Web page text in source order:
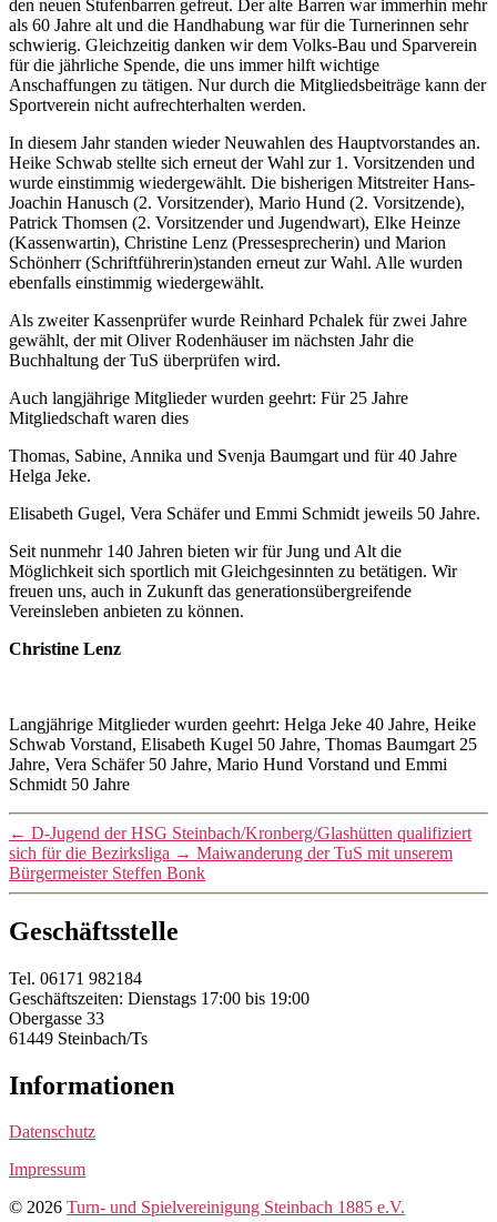
den neuen Stufenbarren gefreut. Der alte Barren war immerhin mehr
als 60 Jahre alt und die Handhabung war für die Turnerinnen sehr
schwierig. Gleichzeitig danken wir dem Volks-Bau und Sparverein
für die jährliche Spende, die uns immer hilft wichtige
Anschaffungen zu tätigen. Nur durch die Mitgliedsbeiträge kann der
Sportverein nicht aufrechterhalten werden.
In diesem Jahr standen wieder Neuwahlen des Hauptvorstandes an.
Heike Schwab stellte sich erneut der Wahl zur 1. Vorsitzenden und
wurde einstimmig wiedergewählt. Die bisherigen Mitstreiter Hans-
Joachin Hanusch (2. Vorsitzender), Mario Hund (2. Vorsitzende),
Patrick Thomsen (2. Vorsitzender und Jugendwart), Elke Heinze
(Kassenwartin), Christine Lenz (Pressesprecherin) und Marion
Schönherr (Schriftführerin)standen erneut zur Wahl. Alle wurden
ebenfalls einstimmig wiedergewählt.
Als zweiter Kassenprüfer wurde Reinhard Pchalek für zwei Jahre
gewählt, der mit Oliver Rodenhäuser im nächsten Jahr die
Buchhaltung der TuS überprüfen wird.
Auch langjährige Mitglieder wurden geehrt: Für 25 Jahre
Mitgliedschaft waren dies
Thomas, Sabine, Annika und Svenja Baumgart und für 40 Jahre
Helga Jeke.
Elisabeth Gugel, Vera Schäfer und Emmi Schmidt jeweils 50 Jahre.
Seit nunmehr 140 Jahren bieten wir für Jung und Alt die
Möglichkeit sich sportlich mit Gleichgesinnten zu betätigen. Wir
freuen uns, auch in Zukunft das generationsübergreifende
Vereinsleben anbieten zu können.
Christine Lenz
Langjährige Mitglieder wurden geehrt: Helga Jeke 40 Jahre, Heike
Schwab Vorstand, Elisabeth Kugel 50 Jahre, Thomas Baumgart 25
Jahre, Vera Schäfer 50 Jahre, Mario Hund Vorstand und Emmi
Schmidt 50 Jahre
← D-Jugend der HSG Steinbach/Kronberg/Glashütten qualifiziert
sich für die Bezirksliga → Maiwanderung der TuS mit unserem
Bürgermeister Steffen Bonk
Geschäftsstelle
Tel. 06171 982184
Geschäftszeiten: Dienstags 17:00 bis 19:00
Obergasse 33
61449 Steinbach/Ts
Informationen
Datenschutz
Impressum
© 2026 Turn- und Spielvereinigung Steinbach 1885 e.V.